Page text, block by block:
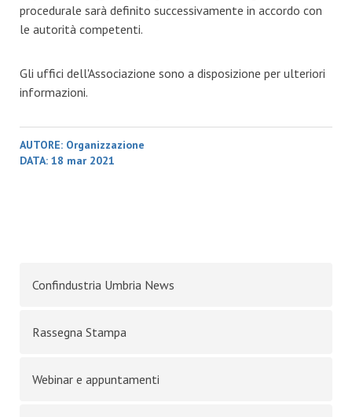
procedurale sarà definito successivamente in accordo con
le autorità competenti.
Gli uffici dell'Associazione sono a disposizione per ulteriori
informazioni.
AUTORE: Organizzazione
DATA: 18 mar 2021
Confindustria Umbria News
Rassegna Stampa
Webinar e appuntamenti